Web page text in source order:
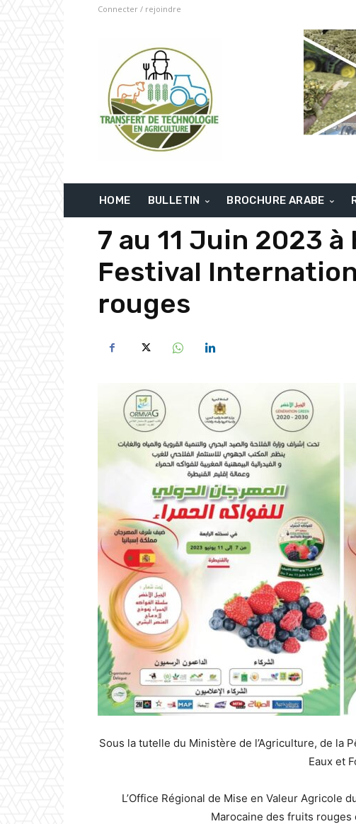
Connecter / rejoindre
HOME BULLETIN BROCHURE ARABE
7 au 11 Juin 2023
Festival
rouges
Sous la tutelle du Ministère de l’Agriculture, de la
Eaux et
L’Office Régional de Mise en Valeur Agricole
Marocaine des fruits